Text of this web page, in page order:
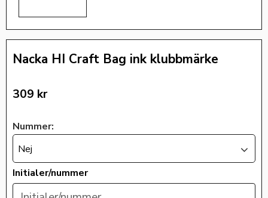
Nacka HI Craft Bag ink klubbmärke
309 kr
Nummer:
Nej
Initialer/nummer